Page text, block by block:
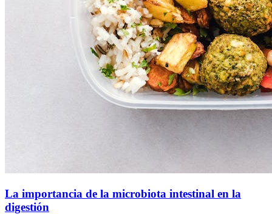
La importancia de la microbiota intestinal en la
digestión